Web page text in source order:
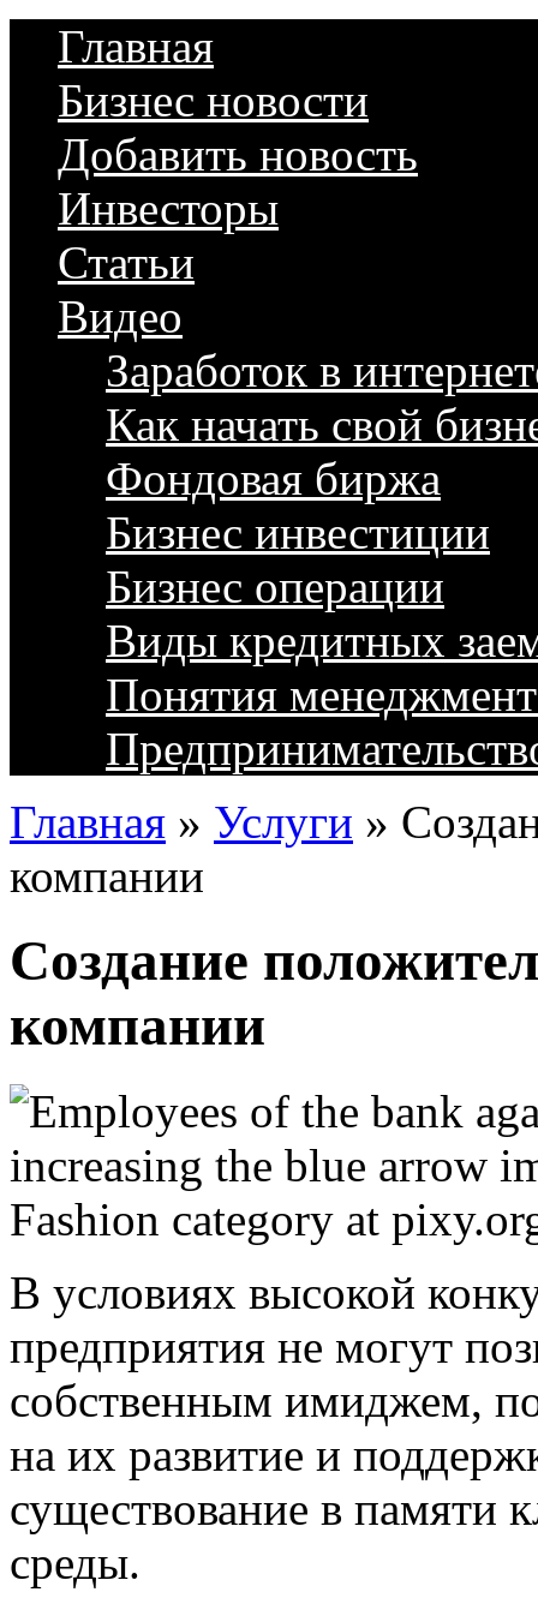
Главная
Бизнес новости
Добавить новость
Инвесторы
Статьи
Видео
Заработок в
Как начать свой
Фондовая биржа
Бизнес инвестиции
Бизнес операции
Виды кредитных
Понятия
Главная » Услуги »
компании
Создание
компании
В условиях высокой
предприятия не могут
собственным имиджем,
на их развитие и
существование в памяти
среды.